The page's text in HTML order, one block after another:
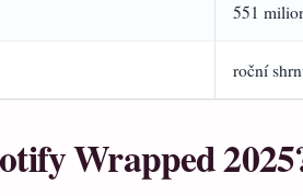
551
roční
Wrapped